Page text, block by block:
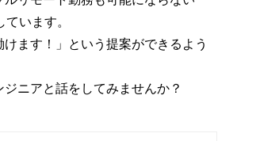
います。
ます！」という提案ができるよう
ニアと話をしてみませんか？